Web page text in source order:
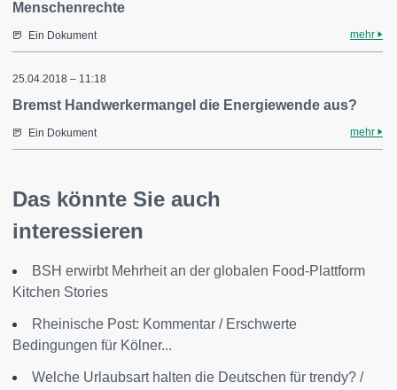
Menschenrechte
Ein Dokument mehr
25.04.2018 – 11:18
Bremst Handwerkermangel die Energiewende aus?
Ein Dokument mehr
Das könnte Sie auch
interessieren
BSH erwirbt Mehrheit an der globalen Food-Plattform
Kitchen Stories
Rheinische Post: Kommentar / Erschwerte
Bedingungen für Kölner...
Welche Urlaubsart halten die Deutschen für trendy? /